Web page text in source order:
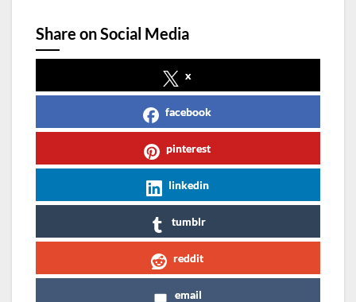
Share on Social Media
x
facebook
pinterest
linkedin
tumblr
reddit
email